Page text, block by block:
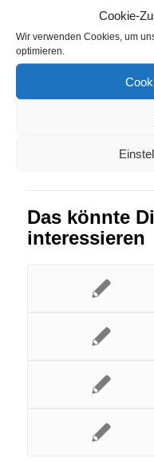
Cookie-
Wir verwenden Cookies, um
optimieren.
Eintrag teilen
Das könnte
interessieren